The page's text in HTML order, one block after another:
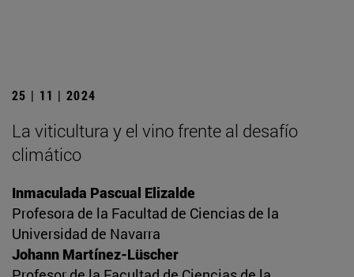
25 | 11 | 2024
La viticultura y el vino frente al desafío
climático
Inmaculada Pascual Elizalde
Profesora de la Facultad de Ciencias de la
Universidad de Navarra
Johann Martínez-Lüscher